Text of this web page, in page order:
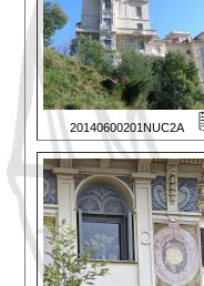
20140600201NUC2A